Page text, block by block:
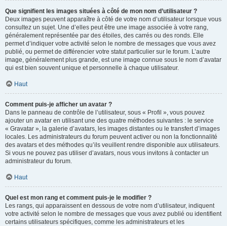
Que signifient les images situées à côté de mon nom d’utilisateur ?
Deux images peuvent apparaître à côté de votre nom d’utilisateur lorsque vous
consultez un sujet. Une d’elles peut être une image associée à votre rang,
généralement représentée par des étoiles, des carrés ou des ronds. Elle
permet d’indiquer votre activité selon le nombre de messages que vous avez
publié, ou permet de différencier votre statut particulier sur le forum. L’autre
image, généralement plus grande, est une image connue sous le nom d’avatar
qui est bien souvent unique et personnelle à chaque utilisateur.
Haut
Comment puis-je afficher un avatar ?
Dans le panneau de contrôle de l’utilisateur, sous « Profil », vous pouvez
ajouter un avatar en utilisant une des quatre méthodes suivantes : le service
« Gravatar », la galerie d’avatars, les images distantes ou le transfert d’images
locales. Les administrateurs du forum peuvent activer ou non la fonctionnalité
des avatars et des méthodes qu’ils veuillent rendre disponible aux utilisateurs.
Si vous ne pouvez pas utiliser d’avatars, nous vous invitons à contacter un
administrateur du forum.
Haut
Quel est mon rang et comment puis-je le modifier ?
Les rangs, qui apparaissent en dessous de votre nom d’utilisateur, indiquent
votre activité selon le nombre de messages que vous avez publié ou identifient
certains utilisateurs spécifiques, comme les administrateurs et les